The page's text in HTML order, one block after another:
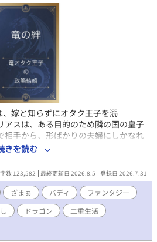
嫁と知らずにオタク王子を溺
スは、ある目的のため隣の国の皇子
相手から、形ばかりの夫婦にしかなれ
下っ端竜騎兵「リリヤ」に変装し
まいの日々を送る――かと思いきや、
皇子、マリクと出会ってしまう。 正体
えるうちに、皇子は自分の嫁とも知
じめて…。 すれ違いながらも夫婦に
りドラゴンファンタジー。 ハッピー
ーリー上、男性妊娠可能表現（オメ
す。お楽しみください⭐︎ 攻 肉体
下攻め 大型犬攻め 受 頭脳派 年
きを読む
数 123,582 最終更新日 2026.8.5 登録日 2026.7.31
ざまぁ バディ
ファンタジー
ドラゴン
二重生活